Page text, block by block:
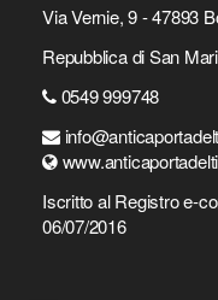
Via Vernie, 9 - 47893
Repubblica di San
0549 999748
Iscritto al Registro e-
06/07/2016